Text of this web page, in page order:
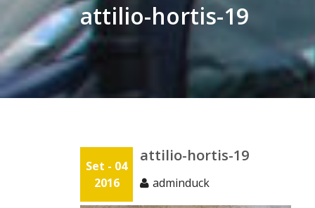
attilio-hortis-19
Set - 04
2016
attilio-hortis-19
adminduck